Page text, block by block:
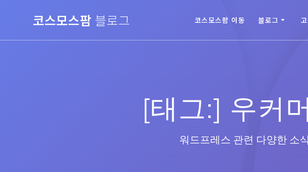
코스모스팜 블로그 코스모스팜 이동 블로그
[태그:] 우커
워드프레스 관련 다양한 소